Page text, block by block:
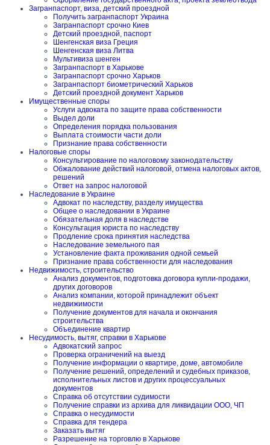
Загранпаспорт, виза, детский проездной
Получить загранпаспорт Украина
Загранпаспорт срочно Киев
Детский проездной, паспорт
Шенгенская виза Греция
Шенгенская виза Литва
Мультивиза шенген
Загранпаспорт в Харькове
Загранпаспорт срочно Харьков
Загранпаспорт биометрический Харьков
Детский проездной документ Харьков
Имущественные споры
Услуги адвоката по защите права собственности
Выдел доли
Определения порядка пользования
Выплата стоимости части доли
Признание права собственности
Налоговые споры
Консультирование по налоговому законодательству
Обжалование действий налоговой, отмена налоговых актов,
решений
Ответ на запрос налоговой
Наследование в Украине
Адвокат по наследству, разделу имущества
Общее о наследовании в Украине
Обязательная доля в наследстве
Консультация юриста по наследству
Продление срока принятия наследства
Наследование земельного пая
Установление факта проживания одной семьей
Признание права собственности для наследования
Недвижимость, строительство
Анализ документов, подготовка договора купли-продажи,
других договоров
Анализ компании, которой принадлежит объект
недвижимости
Получение документов для начала и окончания
строительства
Объединение квартир
Несудимость, вытяг, справки в Харькове
Адвокатский запрос
Проверка ограничений на выезд
Получение информации о квартире, доме, автомобиле
Получение решений, определений и судебных приказов,
исполнительных листов и других процессуальных
документов
Справка об отсутствии судимости
Получение справки из архива для ликвидации ООО, ЧП
Справка о несудимости
Справка для тендера
Заказать вытяг
Разрешение на торговлю в Харькове